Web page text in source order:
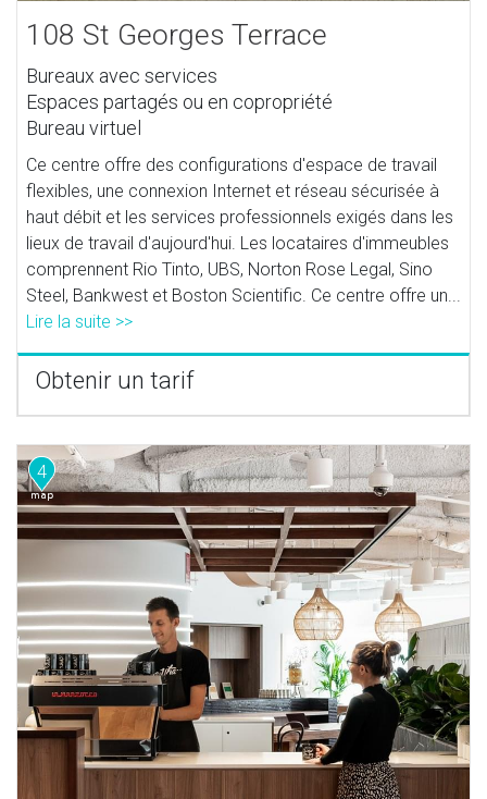
108 St Georges Terrace
Bureaux avec services
Espaces partagés ou en copropriété
Bureau virtuel
Ce centre offre des configurations d'espace de travail
flexibles, une connexion Internet et réseau sécurisée à
haut débit et les services professionnels exigés dans les
lieux de travail d'aujourd'hui. Les locataires d'immeubles
comprennent Rio Tinto, UBS, Norton Rose Legal, Sino
Steel, Bankwest et Boston Scientific. Ce centre offre un...
Lire la suite >>
Obtenir un tarif
4